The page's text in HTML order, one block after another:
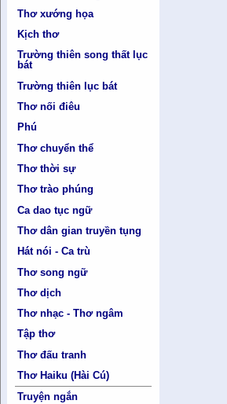
Thơ xướng họa
Kịch thơ
Trường thiên song thất lục
bát
Trường thiên lục bát
Thơ nối điêu
Phú
Thơ chuyển thể
Thơ thời sự
Thơ trào phúng
Ca dao tục ngữ
Thơ dân gian truyền tụng
Hát nói - Ca trù
Thơ song ngữ
Thơ dịch
Thơ nhạc - Thơ ngâm
Tập thơ
Thơ đấu tranh
Thơ Haiku (Hài Cú)
Truyện ngắn